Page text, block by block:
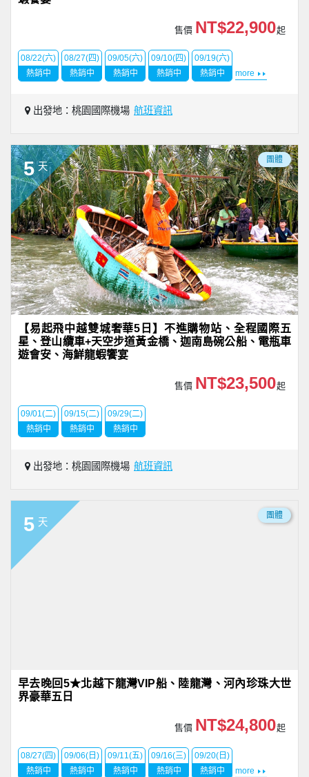
售價 NT$22,900起
08/22(六)
熱銷中
08/27(四)
熱銷中
09/05(六)
熱銷中
09/10(四)
熱銷中
09/19(六)
熱銷中
more
出發地：桃園國際機場 航班資訊
5 天
團體
【易起飛中越雙城奢華5日】不進購物站、全程國際五
星、登山纜車+天空步道黃金橋、迦南島碗公船、電瓶車
遊會安、海鮮龍蝦饗宴
售價 NT$23,500起
09/01(二)
熱銷中
09/15(二)
熱銷中
09/29(二)
熱銷中
出發地：桃園國際機場 航班資訊
5 天
團體
早去晚回5★北越下龍灣VIP船、陸龍灣、河內珍珠大世
界豪華五日
售價 NT$24,800起
08/27(四)
熱銷中
09/06(日)
熱銷中
09/11(五)
熱銷中
09/16(三)
熱銷中
09/20(日)
熱銷中
more